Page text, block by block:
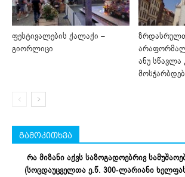
ფესტივალების ქალაქი –
გიორლიცი
ანუ სწავლა
გამოკითხვა
რა მიზანი აქვს საზოგადოებრივ
(სოცდაუცველთა ე.წ. 300-ლარიანი